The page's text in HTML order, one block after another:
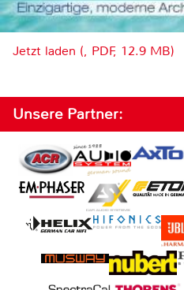
Jetzt laden (, PDF, 12.9 MB)
Unsere Partner: